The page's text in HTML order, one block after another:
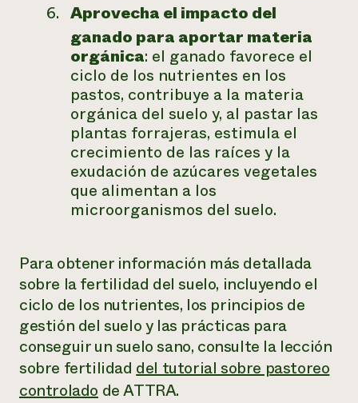
Aprovecha el impacto del
ganado para aportar materia
orgánica: el ganado favorece el
ciclo de los nutrientes en los
pastos, contribuye a la materia
orgánica del suelo y, al pastar las
plantas forrajeras, estimula el
crecimiento de las raíces y la
exudación de azúcares vegetales
que alimentan a los
microorganismos del suelo.
Para obtener información más detallada
sobre la fertilidad del suelo, incluyendo el
ciclo de los nutrientes, los principios de
gestión del suelo y las prácticas para
conseguir un suelo sano, consulte la lección
sobre fertilidad del tutorial sobre pastoreo
controlado de ATTRA.